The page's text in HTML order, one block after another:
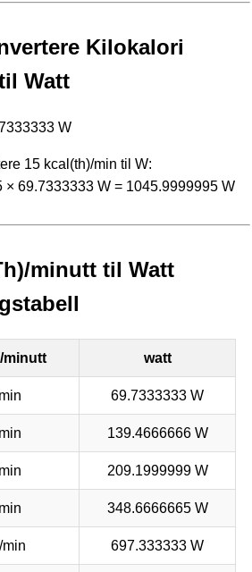
Kilokalori
Watt
W
15 kcal(th)/min til W:
× 69.7333333 W = 1045.9999995 W
minutt til Watt
minutt watt
69.7333333 W
139.4666666 W
209.1999999 W
348.6666665 W
697.333333 W